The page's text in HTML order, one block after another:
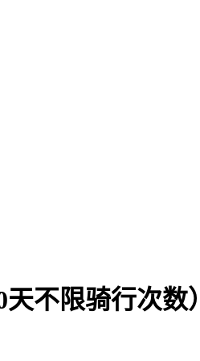
不限骑行次数）